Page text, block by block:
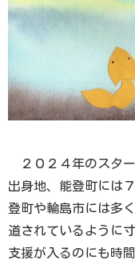
２０２４年のスタ
出身地、能登町には
登町や輪島市には多
道されているように
支援が入るのにも時